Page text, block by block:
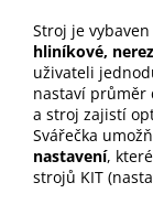
Stroj je vybaven
hliníkové,
uživateli
nastaví průměr
a stroj zajistí
Svářečka
nastavení,
strojů KIT